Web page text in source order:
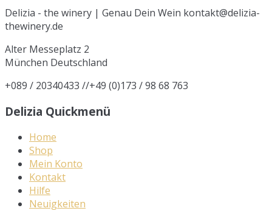
Delizia - the winery | Genau Dein Wein kontakt@delizia-
thewinery.de
Alter Messeplatz 2
München Deutschland
+089 / 20340433 //+49 (0)173 / 98 68 763
Delizia Quickmenü
Home
Shop
Mein Konto
Kontakt
Hilfe
Neuigkeiten